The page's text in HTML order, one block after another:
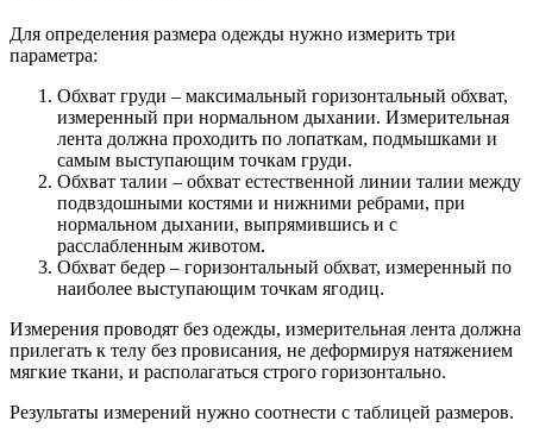
Для определения размера одежды нужно измерить три
параметра:
Обхват груди – максимальный горизонтальный обхват,
измеренный при нормальном дыхании. Измерительная
лента должна проходить по лопаткам, подмышками и
самым выступающим точкам груди.
Обхват талии – обхват естественной линии талии между
подвздошными костями и нижними ребрами, при
нормальном дыхании, выпрямившись и с
расслабленным животом.
Обхват бедер – горизонтальный обхват, измеренный по
наиболее выступающим точкам ягодиц.
Измерения проводят без одежды, измерительная лента должна
прилегать к телу без провисания, не деформируя натяжением
мягкие ткани, и располагаться строго горизонтально.
Результаты измерений нужно соотнести с таблицей размеров.